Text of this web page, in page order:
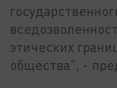
этических
общества", -